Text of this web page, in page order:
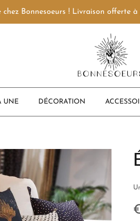
chez Bonnesoeurs ! Livraison offerte
UNE DÉCORATION